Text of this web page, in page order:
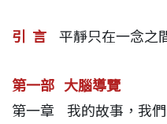
她根據心理學和神經解
◆ 一號人格：左腦的規
引 言 平靜只在一念之
第一部 大腦導覽
第一章 我的故事，我